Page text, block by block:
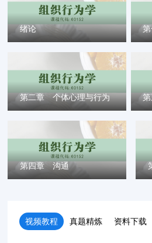
绪论
第二章 个体心理与行为
第四章 沟通
视频教程 真题精炼 资料下载